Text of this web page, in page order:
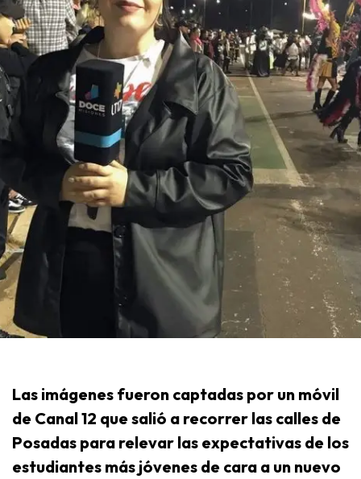
Las imágenes fueron captadas por un móvil
de Canal 12 que salió a recorrer las calles de
Posadas para relevar las expectativas de los
estudiantes más jóvenes de cara a un nuevo